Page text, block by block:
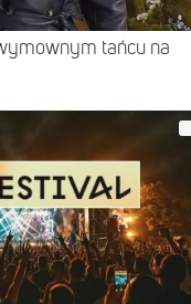
tańcu na